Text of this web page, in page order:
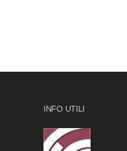
INFO UTILI